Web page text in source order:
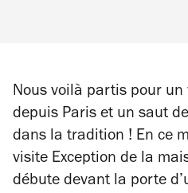
Nous voilà partis pour un
depuis Paris et un saut
dans la tradition ! En ce
visite Exception de la
débute devant la porte